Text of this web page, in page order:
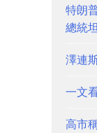
特朗
總統
澤連
一文
高市